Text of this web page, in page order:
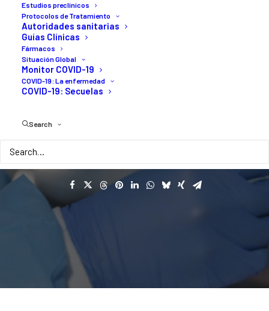
Estudios preclínicos
Protocolos de Tratamiento
Autoridades sanitarias
Guías Clínicas
Fármacos
Situación Global
Monitor COVID-19
COVID-19: La enfermedad
COVID-19: Secuelas
Search
ReinoUnido
primer
vigilancia
aprueba
contra